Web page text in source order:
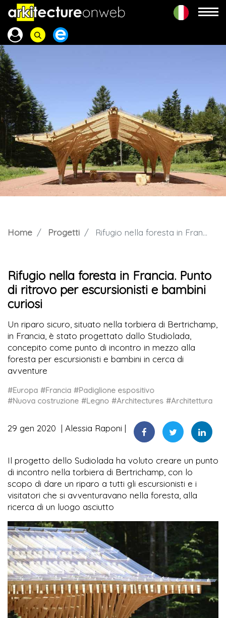
Home Progetti Rifugio nella foresta in Francia. Punto di ritrovo per escursionisti e bambini curiosi
Rifugio nella foresta in Francia. Punto
di ritrovo per escursionisti e bambini
curiosi
Un riparo sicuro, situato nella torbiera di Bertrichamp,
in Francia, è stato progettato dallo Studiolada,
concepito come punto di incontro in mezzo alla
foresta per escursionisti e bambini in cerca di
avventure
#Europa #Francia #Padiglione espositivo
#Nuova costruzione #Legno #Architectures #Architettura
29 gen 2020 Alessia Raponi
Il progetto dello Sudiolada ha voluto creare un punto
di incontro nella torbiera di Bertrichamp, con lo
scopo di dare un riparo a tutti gli escursionisti e i
visitatori che si avventuravano nella foresta, alla
ricerca di un luogo asciutto